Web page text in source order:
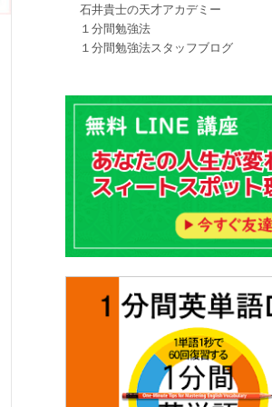
石井貴士の天才アカデミー
１分間勉強法
１分間勉強法スタッフブログ